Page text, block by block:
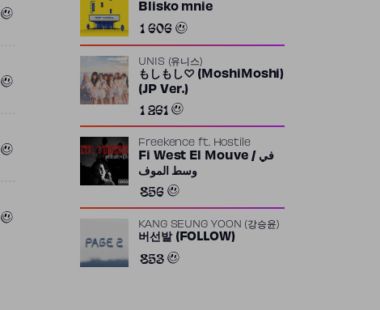
Returners
Blisko mnie
1 606
UNIS (유니스)
もしもし♡ (MoshiMoshi)
(JP Ver.)
1 261
Freekence ft. Hostile
Fi West El Mouve / في
وسط الموف
856
KANG SEUNG YOON (강승윤)
버선발 (FOLLOW)
853